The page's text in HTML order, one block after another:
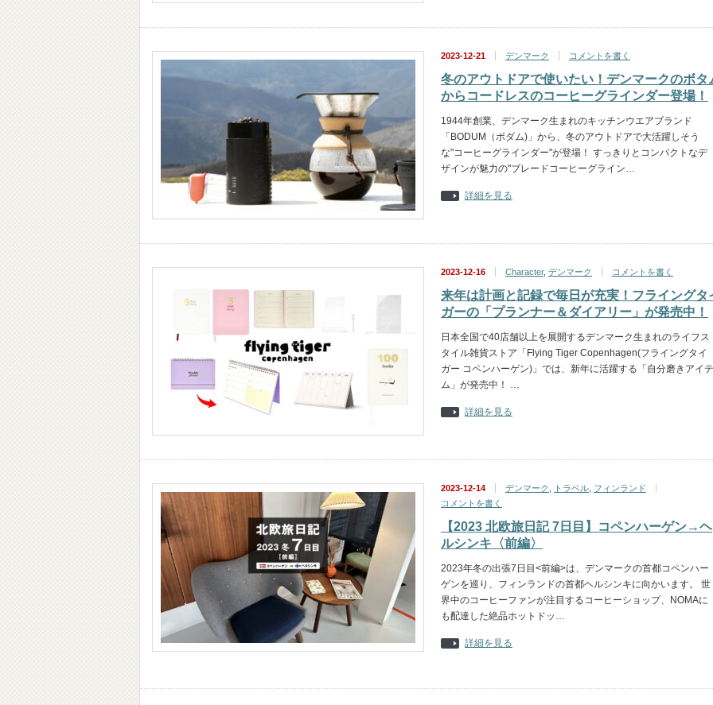
2023-12-21 デンマーク コメントを書く
冬のアウトドアで使いたい！デンマークのボタ
からコードレスのコーヒーグラインダー登場！
1944年創業、デンマーク生まれのキッチンウエアブランド
「BODUM（ボダム)」から、冬のアウトドアで大活躍しそう
な"コーヒーグラインダー"が登場！ すっきりとコンパクトなデ
ザインが魅力の"ブレードコーヒーグライン…
詳細を見る
2023-12-16 Character, デンマーク コメントを書く
来年は計画と記録で毎日が充実！フライングタ
ガーの「プランナー＆ダイアリー」が発売中！
日本全国で40店舗以上を展開するデンマーク生まれのライフス
タイル雑貨ストア「Flying Tiger Copenhagen(フライングタイ
ガー コペンハーゲン)」では、新年に活躍する「自分磨きアイテ
ム」が発売中！ …
詳細を見る
2023-12-14 デンマーク トラベル フィンランド
コメントを書く
【2023 北欧旅日記 7日目】コペンハーゲン→ヘ
ルシンキ〈前編〉
2023年冬の出張7日目<前編>は、デンマークの首都コペンハー
ゲンを巡り、フィンランドの首都ヘルシンキに向かいます。 世
界中のコーヒーファンが注目するコーヒーショップ、NOMAに
も配達した絶品ホットドッ…
詳細を見る